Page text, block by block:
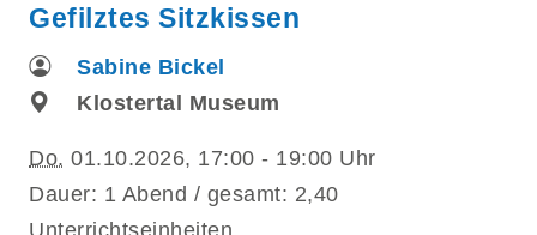
Gefilztes Sitzkissen
Sabine Bickel
Klostertal Museum
Do. 01.10.2026, 17:00 - 19:00 Uhr
Dauer: 1 Abend / gesamt: 2,40
Unterrichtseinheiten